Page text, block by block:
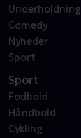
Underholdning
Comedy
Nyheder
Sport
Sport
Fodbold
Håndbold
Cykling